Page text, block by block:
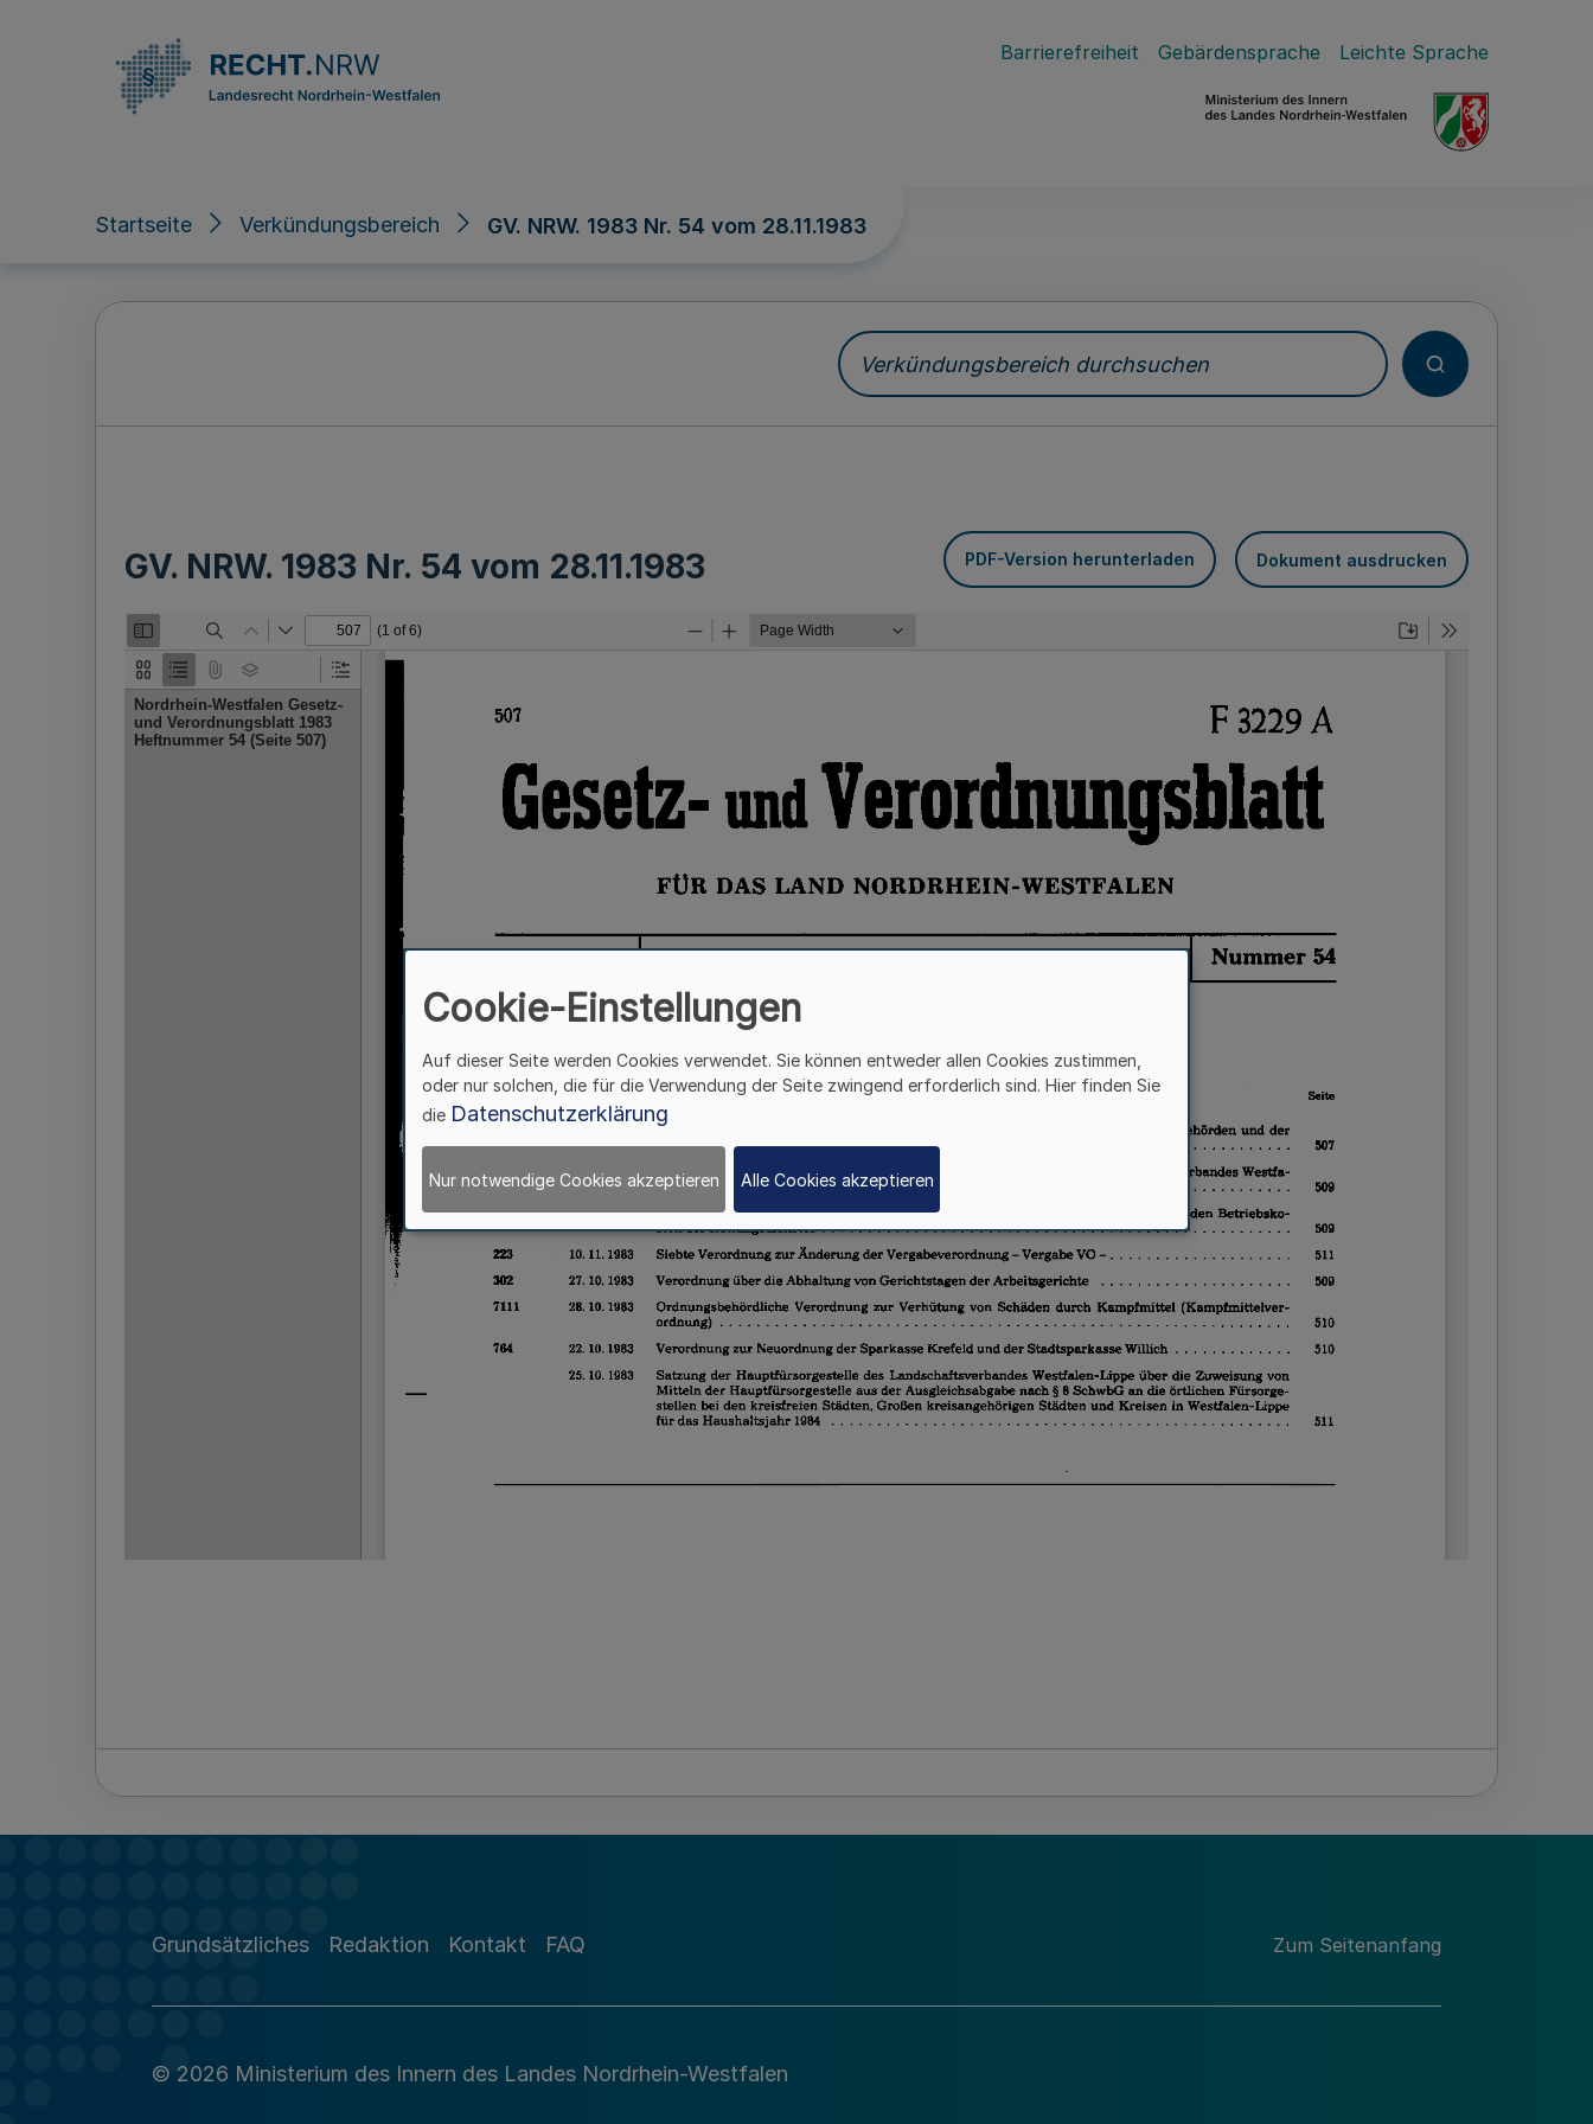
Barrierefreiheit Gebärdensprache Leichte Sprache
Startseite Verkündungsbereich GV. NRW. 1983 Nr. 54 vom 28.11.1983
Verkündungsbereich durchsuchen
GV. NRW. 1983 Nr. 54 vom 28.11.1983 PDF-Version herunterladen Dokument ausdrucken
Grundsätzliches Redaktion Kontakt FAQ Zum Seitenanfang
© 2026 Ministerium des Innern des Landes Nordrhein-Westfalen
Cookie-Einstellungen
Auf dieser Seite werden Cookies verwendet. Sie können entweder allen Cookies zustimmen,
oder nur solchen, die für die Verwendung der Seite zwingend erforderlich sind. Hier finden Sie
die Datenschutzerklärung
Nur notwendige Cookies akzeptieren Alle Cookies akzeptieren